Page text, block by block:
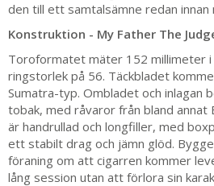
den till ett samtalsämne redan innan
Konstruktion - My Father The
Toroformatet mäter 152 millimeter i
ringstorlek på 56. Täckbladet
Sumatra-typ. Ombladet och inlagan
tobak, med råvaror från bland annat
är handrullad och longfiller, med
ett stabilt drag och jämn glöd.
föraning om att cigarren kommer
lång session utan att förlora sin